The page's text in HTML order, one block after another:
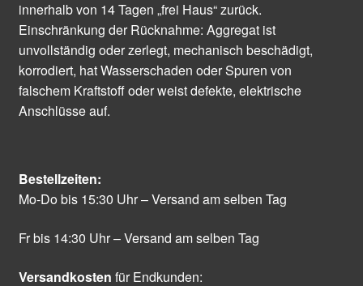
innerhalb von 14 Tagen „frei Haus“ zurück.
Einschränkung der Rücknahme: Aggregat ist
unvollständig oder zerlegt, mechanisch beschädigt,
korrodiert, hat Wasserschaden oder Spuren von
falschem Kraftstoff oder weist defekte, elektrische
Anschlüsse auf.
Bestellzeiten:
Mo-Do bis 15:30 Uhr – Versand am selben Tag
Fr bis 14:30 Uhr – Versand am selben Tag
Versandkosten für Endkunden: